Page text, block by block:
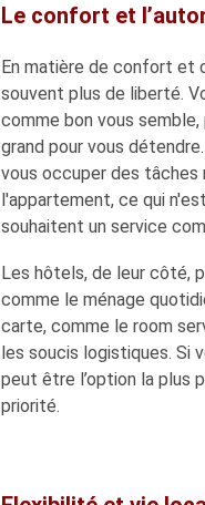
Le confort et
En matière de confort et
souvent plus de liberté.
comme bon vous
grand pour vous
vous occuper des tâches
l'appartement, ce qui
souhaitent un service
Les hôtels, de leur côté,
comme le ménage
carte, comme le room
les soucis logistiques. Si
peut être l’option la plus
priorité.